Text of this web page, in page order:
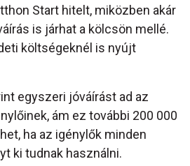
Start hitelt, miközben akár
is járhat a kölcsön mellé.
költségeknél is nyújt
egyszeri jóváírást ad az
ám ez további 200 000
ha az igénylők minden
ki tudnak használni.